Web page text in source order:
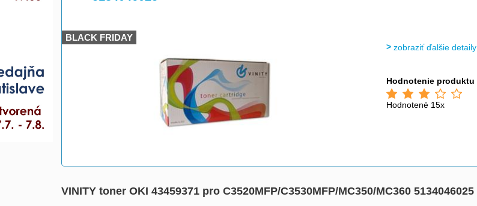
BLACK FRIDAY
zobraziť ďalšie detaily
Hodnotenie produktu
Hodnotené 15x
VINITY toner OKI 43459371 pro C3520MFP/C3530MFP/MC350/MC360 5134046025